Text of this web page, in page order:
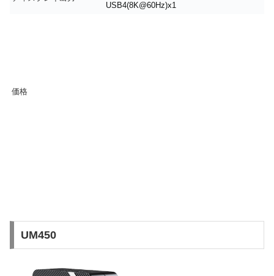
USB4(8K@60Hz)x1
価格
UM450